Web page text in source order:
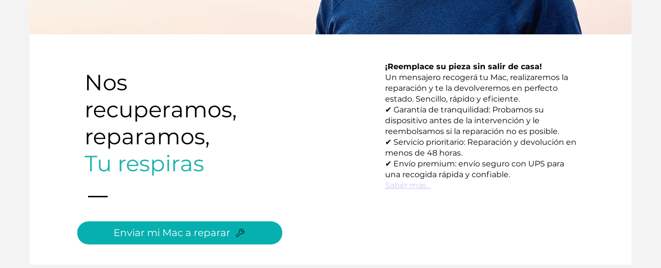
Nos
recuperamos,
reparamos,
Tu respiras
Enviar mi Mac a reparar
¡Reemplace su pieza sin salir de casa!
Un mensajero recogerá tu Mac, realizaremos la
reparación y te la devolveremos en perfecto
estado. Sencillo, rápido y eficiente.
✔ Garantía de tranquilidad: Probamos su
dispositivo antes de la intervención y le
reembolsamos si la reparación no es posible.
✔ Servicio prioritario: Reparación y devolución en
menos de 48 horas.
✔ Envío premium: envío seguro con UPS para
una recogida rápida y confiable.
Saber más...